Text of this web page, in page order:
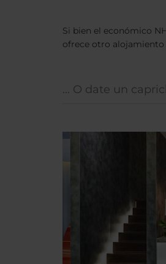
Si bien el económico
ofrece otro alojamiento
... O date un